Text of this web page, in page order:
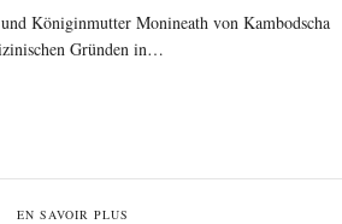
Königinmutter Monineath von Kambodscha
Gründen in…
EN SAVOIR PLUS